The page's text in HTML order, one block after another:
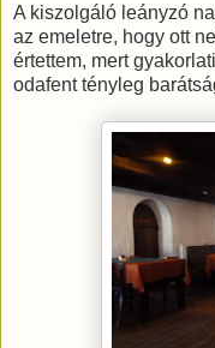
A kiszolgáló leányzó
az emeletre, hogy ott
értettem, mert
odafent tényleg